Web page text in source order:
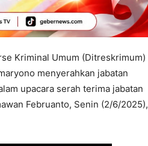
Kriminal Umum (Ditreskrimum)
menyerahkan jabatan
upacara serah terima jabatan
Februanto, Senin (2/6/2025),